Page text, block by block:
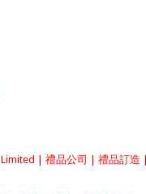
Limited | 禮品公司 | 禮品訂造